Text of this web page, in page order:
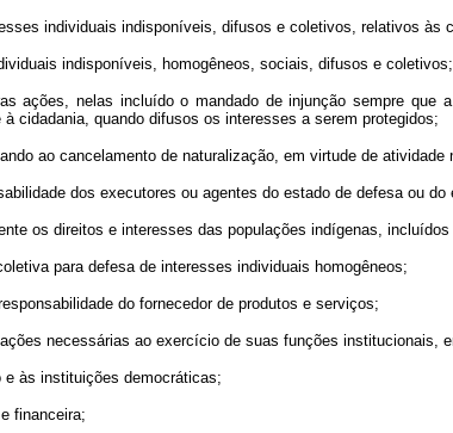
individuais indisponíveis, difusos e coletivos, relativos
indisponíveis, homogêneos, sociais, difusos e coletivos;
ações, nelas incluído o mandado de injunção sempre que
cidadania, quando difusos os interesses a serem protegidos;
ao cancelamento de naturalização, em virtude de
dos executores ou agentes do estado de defesa ou
os direitos e interesses das populações indígenas,
para defesa de interesses individuais homogêneos;
do fornecedor de produtos e serviços;
necessárias ao exercício de suas funções
e às instituições democráticas;
financeira;